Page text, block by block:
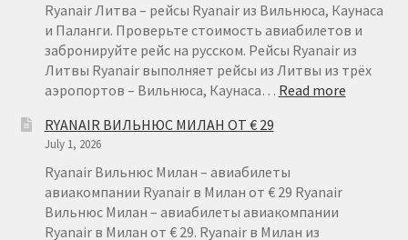
Ryanair Литва – рейсы Ryanair из Вильнюса, Каунаса
и Паланги. Проверьте стоимость авиабилетов и
забронируйте рейс на русском. Рейсы Ryanair из
Литвы Ryanair выполняет рейсы из Литвы из трёх
аэропортов – Вильнюса, Каунаса… Read more:
RYANAIR ВИЛЬНЮС МИЛАН ОТ € 29
July 1, 2026
Ryanair Вильнюс Милан – авиабилеты
авиакомпании Ryanair в Милан от € 29 Ryanair
Вильнюс Милан – авиабилеты авиакомпании
Ryanair в Милан от € 29. Ryanair в Милан из